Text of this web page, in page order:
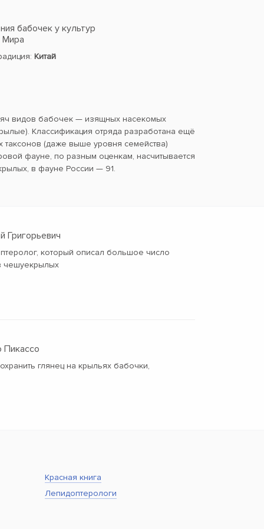
бабочек у культур
Мира
Китай
видов бабочек — изящных насекомых
Классификация отряда разработана ещё
таксонов (даже выше уровня семейства)
фауне, по разным оценкам, насчитывается
в фауне России — 91.
Григорьевич
который описал большое число
чешуекрылых
Пикассо
глянец на крыльях бабочки,
Красная книга
Лепидоптерологи